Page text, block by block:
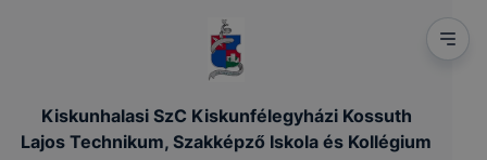
Kiskunhalasi SzC Kiskunfélegyházi Kossuth
Lajos Technikum, Szakképző Iskola és Kollégium